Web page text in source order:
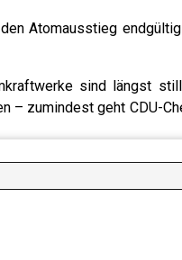
Atomausstieg
sind längst
– zumindest geht CDU-
vom Climate.Table
oder den